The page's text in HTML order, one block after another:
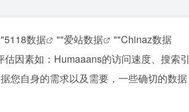
5118数据 ""爱站数据 ""Chinaz数据
因素如：Humaaans的访问速度、搜索引
您自身的需求以及需要，一些确切的数据